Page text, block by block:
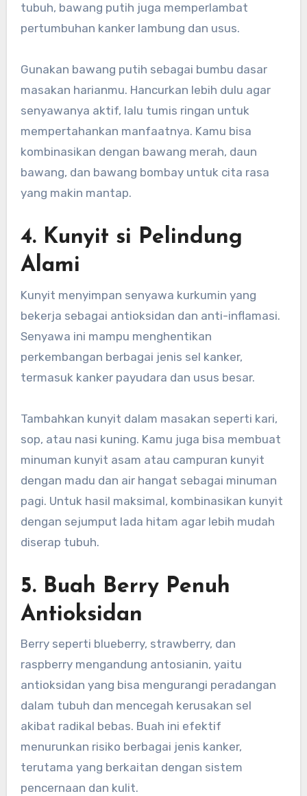
tubuh, bawang putih juga memperlambat
pertumbuhan kanker lambung dan usus.
Gunakan bawang putih sebagai bumbu dasar
masakan harianmu. Hancurkan lebih dulu agar
senyawanya aktif, lalu tumis ringan untuk
mempertahankan manfaatnya. Kamu bisa
kombinasikan dengan bawang merah, daun
bawang, dan bawang bombay untuk cita rasa
yang makin mantap.
4. Kunyit si Pelindung
Alami
Kunyit menyimpan senyawa kurkumin yang
bekerja sebagai antioksidan dan anti-inflamasi.
Senyawa ini mampu menghentikan
perkembangan berbagai jenis sel kanker,
termasuk kanker payudara dan usus besar.
Tambahkan kunyit dalam masakan seperti kari,
sop, atau nasi kuning. Kamu juga bisa membuat
minuman kunyit asam atau campuran kunyit
dengan madu dan air hangat sebagai minuman
pagi. Untuk hasil maksimal, kombinasikan kunyit
dengan sejumput lada hitam agar lebih mudah
diserap tubuh.
5. Buah Berry Penuh
Antioksidan
Berry seperti blueberry, strawberry, dan
raspberry mengandung antosianin, yaitu
antioksidan yang bisa mengurangi peradangan
dalam tubuh dan mencegah kerusakan sel
akibat radikal bebas. Buah ini efektif
menurunkan risiko berbagai jenis kanker,
terutama yang berkaitan dengan sistem
pencernaan dan kulit.